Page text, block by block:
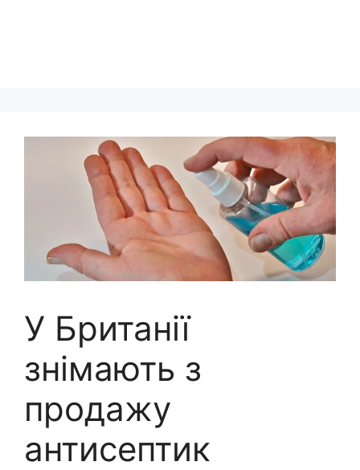
У Британії
знімають з
продажу
антисептик